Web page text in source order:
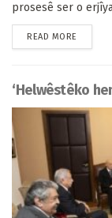
prosesê ser o
READ MORE
‘Helwêstêko